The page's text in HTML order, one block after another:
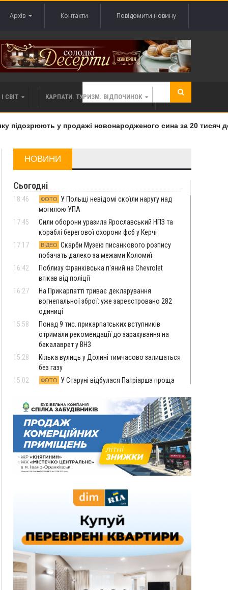
Архів Контакти Повідомити новину
СВІТ КАРПАТИ. ТУРИЗМ. ВІДПОЧИНОК
у продажі новонародженого сина за 20 тисяч
НОВИНИ
Сьогодні
18:46 ФОТО
У Польщі невідомі скоїли наругу над
могилою УПА
17:45
Сили оборони уразила Ярославський НПЗ та
кораблі берегової охорони фсб у Керчі
17:17
ВІДЕО Скарби Музею писанкового розпису
побачать далеко за межами Коломиї
16:42
Поблизу Франківська п'яний на Chevrolet
втікав від поліції
16:27
На Прикарпатті триває декларування
вогнепальної зброї: уже зареєстровано 282
одиниці
15:58
Понад 9 тис. прикарпатських вступників
отримали рекомендації до зарахування на
бакалаврат у ВНЗ
15:28
Кілька вулиць у Долині тимчасово залишаться
без газу
15:02
ФОТО
У Старуні відбулася Патріарша проща
Франківець Лев Кишакевич не зможе стати
суддею Міжнародного кримінального суду
14:14
У Ворохті проведуть Кубок ФЛСУ зі стрибків
на лижах, пам'яті оборонця Богдана Бухонка
13:30
ФОТО На Калущині розшукали чоловіка, який
три дні блукав у лісі
13:14
Боднар розповів про реакцію влади Польщі
"Едельвейси" щемливо привітали рідну
Коломию з Днем міста
Вчора у Франківську, Коломиї, Долині та
Яремче зафіксували рекордну спеку
11:45
У Надвірній п'яна жінка побила малолітнього
хлопчика: суд призначив штраф і 30 тисяч
компенсації
11:17
У басейні Дністра встановилася гідрологічна